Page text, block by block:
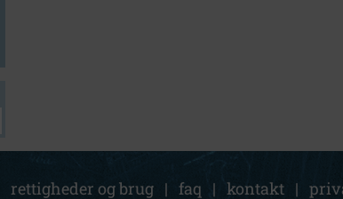
rettigheder og brug | faq | kontakt |